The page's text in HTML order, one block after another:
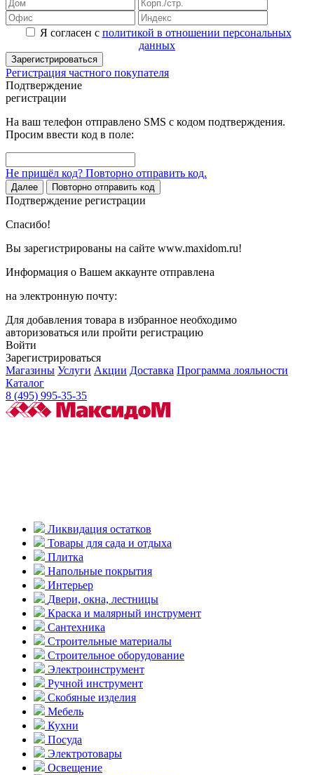
Я согласен с политикой в отношении персональных
данных
Зарегистрироваться
Регистрация частного покупателя
Подтверждение
регистрации
На ваш телефон отправлено SMS с кодом подтверждения.
Просим ввести код в поле:
Не пришёл код? Повторно отправить код.
Далее Повторно отправить код
Подтверждение регистрации
Спасибо!
Вы зарегистрированы на сайте www.maxidom.ru!
Информация о Вашем аккаунте отправлена
на электронную почту:
Для добавления товара в избранное необходимо
авторизоваться или пройти регистрацию
Войти
Зарегистрироваться
Магазины Услуги Акции Доставка Программа лояльности
Каталог
8 (495) 995-35-35
Ликвидация остатков
Товары для сада и отдыха
Плитка
Напольные покрытия
Интерьер
Двери, окна, лестницы
Краска и малярный инструмент
Сантехника
Строительные материалы
Строительное оборудование
Электроинструмент
Ручной инструмент
Скобяные изделия
Мебель
Кухни
Посуда
Электротовары
Освещение